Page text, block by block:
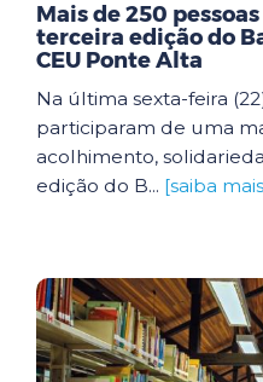
Mais de 250
terceira edição do
CEU Ponte Alta
Na última sexta-feira
participaram de uma
acolhimento,
edição do B... [saiba